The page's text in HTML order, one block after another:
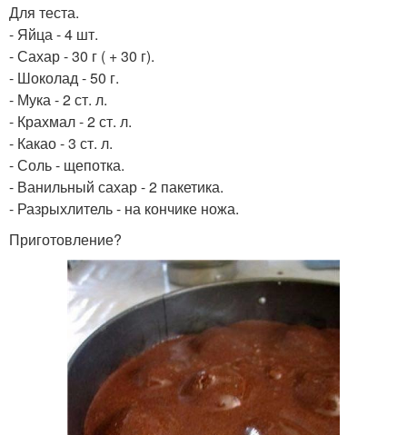
Для теста.
- Яйца - 4 шт.
- Сахар - 30 г ( + 30 г).
- Шоколад - 50 г.
- Мука - 2 ст. л.
- Крахмал - 2 ст. л.
- Какао - 3 ст. л.
- Соль - щепотка.
- Ванильный сахар - 2 пакетика.
- Разрыхлитель - на кончике ножа.
Приготовление?